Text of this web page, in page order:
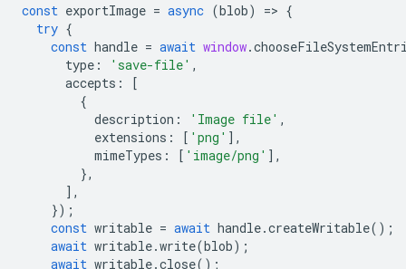
const exportImage = async (blob) => {
try {
const handle = await window.
type : 'save-file' ,
accepts :
[
{
description : 'Image file' ,
extensions : [ 'png' ],
mimeTypes : [ 'image/png' ],
},
],
});
const writable = await handle.createWritable();
await writable.write(blob);
await writable.close();